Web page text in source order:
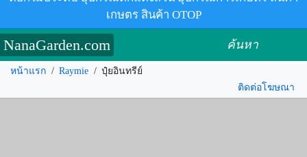
เกษตร สินค้า OTOP
NanaGarden.com ค้นหา
หน้าแรก / Raymie / ปุ๋ยอินทรีย์
ติดต่อโฆษณา